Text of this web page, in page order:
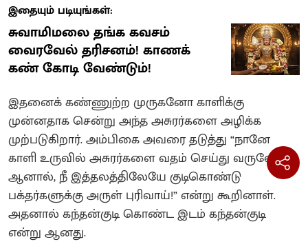
இதையும் படியுங்கள்:
சுவாமிமலை தங்க கவசம்
வைரவேல் தரிசனம்! காணக்
கண் கோடி வேண்டும்!
இதனைக் கண்ணுற்ற முருகனோ காளிக்கு
முன்னதாக சென்று அந்த அசுரர்களை அழிக்க
முற்படுகிறார். அம்பிகை அவரை தடுத்து “நானே
காளி உருவில் அசுரர்களை வதம் செய்து வருவேன்,
ஆனால், நீ இத்தலத்திலேயே குடிகொண்டு
பக்தர்களுக்கு அருள் புரிவாய்!” என்று கூறினாள்.
அதனால் கந்தன்குடி கொண்ட இடம் கந்தன்குடி
என்று ஆனது.